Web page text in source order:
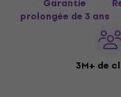
Garantie
prolongée de 3 ans
3M+ de